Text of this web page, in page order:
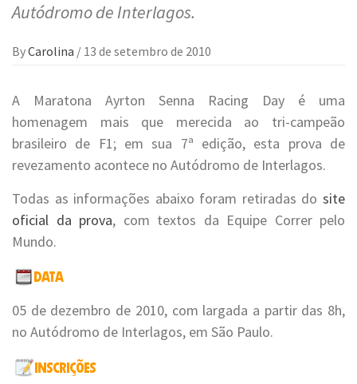
Autódromo de Interlagos.
ByCarolina / 13 de setembro de 2010
A Maratona Ayrton Senna Racing Day é uma
homenagem mais que merecida ao tri-campeão
brasileiro de F1; em sua 7ª edição, esta prova de
revezamento acontece no Autódromo de Interlagos.
Todas as informações abaixo foram retiradas do site
oficial da prova, com textos da Equipe Correr pelo
Mundo.
05 de dezembro de 2010, com largada a partir das 8h,
no Autódromo de Interlagos, em São Paulo.